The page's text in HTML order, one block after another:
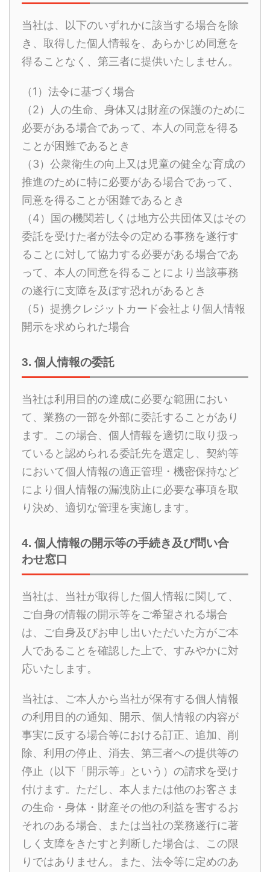
当社は、以下のいずれかに該当する場合を除
き、取得した個人情報を、あらかじめ同意を
得ることなく、第三者に提供いたしません。
（1）法令に基づく場合
（2）人の生命、身体又は財産の保護のために
必要がある場合であって、本人の同意を得る
ことが困難であるとき
（3）公衆衛生の向上又は児童の健全な育成の
推進のために特に必要がある場合であって、
同意を得ることが困難であるとき
（4）国の機関若しくは地方公共団体又はその
委託を受けた者が法令の定める事務を遂行す
ることに対して協力する必要がある場合であ
って、本人の同意を得ることにより当該事務
の遂行に支障を及ぼす恐れがあるとき
（5）提携クレジットカード会社より個人情報
開示を求められた場合
3. 個人情報の委託
当社は利用目的の達成に必要な範囲におい
て、業務の一部を外部に委託することがあり
ます。この場合、個人情報を適切に取り扱っ
ていると認められる委託先を選定し、契約等
において個人情報の適正管理・機密保持など
により個人情報の漏洩防止に必要な事項を取
り決め、適切な管理を実施します。
4. 個人情報の開示等の手続き及び問い合
わせ窓口
当社は、当社が取得した個人情報に関して、
ご自身の情報の開示等をご希望される場合
は、ご自身及びお申し出いただいた方がご本
人であることを確認した上で、すみやかに対
応いたします。
当社は、ご本人から当社が保有する個人情報
の利用目的の通知、開示、個人情報の内容が
事実に反する場合等における訂正、追加、削
除、利用の停止、消去、第三者への提供等の
停止（以下「開示等」という）の請求を受け
付けます。ただし、本人または他のお客さま
の生命・身体・財産その他の利益を害するお
それのある場合、または当社の業務遂行に著
しく支障をきたすと判断した場合は、この限
りではありません。また、法令等に定めのあ